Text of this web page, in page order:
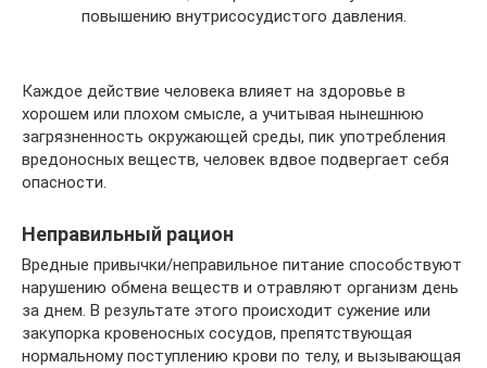
повышению внутрисосудистого давления.
Каждое действие человека влияет на здоровье в
хорошем или плохом смысле, а учитывая нынешнюю
загрязненность окружающей среды, пик употребления
вредоносных веществ, человек вдвое подвергает себя
опасности.
Неправильный рацион
Вредные привычки/неправильное питание способствуют
нарушению обмена веществ и отравляют организм день
за днем. В результате этого происходит сужение или
закупорка кровеносных сосудов, препятствующая
нормальному поступлению крови по телу, и вызывающая